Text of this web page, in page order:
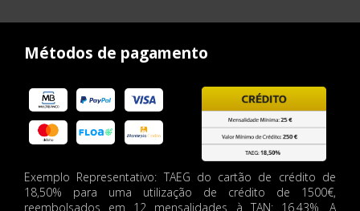
Métodos de pagamento
Exemplo Representativo: TAEG do cartão de crédito de
18,50% para uma utilização de crédito de 1500€,
reembolsados em 12 mensalidades à TAN: 16.43%. A